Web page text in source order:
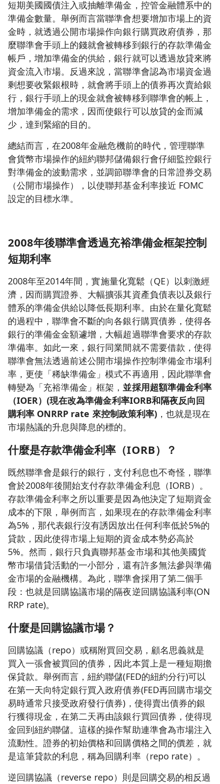
短期美國國債注入或抽離準備金，控管金融體系中的
準備金數量。舉例而言當聯準會想要增加市場上的資
金時，就透過公開市場操作向銀行購買政府債券，那
麼聯準會手頭上的錢就會被轉移到銀行的存款準備金
帳戶，增加準備金的供給，銀行就可以透過放貸來將
資金流入市場。反過來說，當聯準會認為市場資金過
剩想要收緊銀根時，就會將手頭上的債券再次賣給銀
行，銀行手頭上的現金就會被轉移到聯準會的帳上，
增加準備金的需求，因而使銀行可以放貸的金而減
少，達到緊縮的目的。
總結而言，在2008年金融危機前的時代，管理聯準
會貨幣市場操作的紐約聯邦儲備銀行會仔細監控銀行
對準備金的波動需求，並調節聯準會的日常證券交易
（公開市場操作），以使聯邦基金利率接近 FOMC
設定的目標水準。
2008年後聯準會透過充裕準備金框架控制
短期利率
2008年至2014年間，實施量化寬鬆（QE）以刺激經
濟，因而購買證券、大幅擴張其資產負債表以及銀行
體系的準備金供給以降低長期利率。由於在量化寬鬆
的過程中，聯準會不斷的向各銀行購買債券，使得各
銀行的準備金金額遽增，大幅超過聯準會要求的存款
準備率。如此一來，銀行同業間就不需要借款，使得
聯準會無法透過前述公開市場操作控制準備金市場利
率，更使「稀缺準備金」模式不再適用，因此聯準會
轉變為「充裕準備金」框架，並採用超額準備金利率
（IOER）(現在改為準備金利率IORB和隔夜反向回
購利率 ONRRP rate 來控制政策利率)，也就是現在
市場熱議的升息與降息的標的。
什麼是存款準備金利率（IORB）？
既然聯準會是銀行的銀行，支付利息也不奇怪，聯準
會於2008年後開始支付存款準備金利息（IORB）。
存款準備金利率之所以重要是因為他決定了短期資金
成本的下限，舉例而言，如果現在的存款準備金利率
為5%，那代表銀行沒有誘因放出任何利率低於5%的
貸款，因此使得市場上短期的資金成本勢必高於
5%。然而，銀行只負責聯邦基金市場和其他美國貨
幣市場借貸活動的一小部分，還有許多無法參與準備
金市場的金融機構。為此，聯準會採用了第二個手
段：也就是回購協議市場的隔夜逆回購協議利率(ON
RRP rate)。
什麼是回購協議市場？
回購協議（repo）或稱附買回交易，顧名思義就是
買入一張會被買回的債券，因此本質上是一種短期擔
保貸款。舉例而言，紐約聯儲(FED的紐約分行)可以
在第一天向特定銀行買入政府債券(FED再回購市場交
易時通常只接受政府發行債券)，使得賣出債券的銀
行獲得現金，在第二天再由該銀行買回債券，使得現
金回到紐約聯儲。這樣的操作幫助連準會為市場注入
流動性。證券的初始價格和回購價格之間的價差，就
是這筆貸款的利息，稱為回購利率（repo rate）。
逆回購協議（reverse repo）則是回購交易的相反過